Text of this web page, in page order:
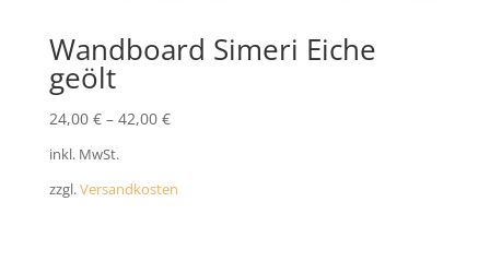
Wandboard Simeri Eiche
geölt
24,00 €– 42,00 €
inkl. MwSt.
zzgl.Versandkosten